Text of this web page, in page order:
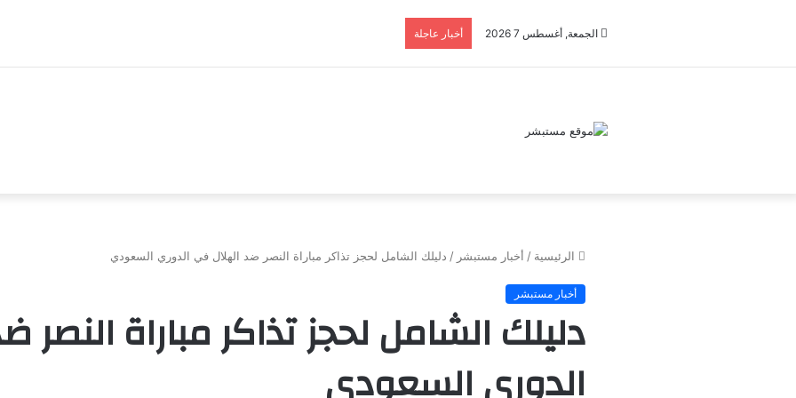
الجمعة, أغسطس 7 2026 أخبار عاجلة
الرئيسية / أخبار مستبشر / دليلك الشامل لحجز تذاكر مباراة النصر ضد الهلال في الدوري السعودي
أخبار مستبشر
دليلك الشامل لحجز تذاكر مباراة
الدوري السعودي